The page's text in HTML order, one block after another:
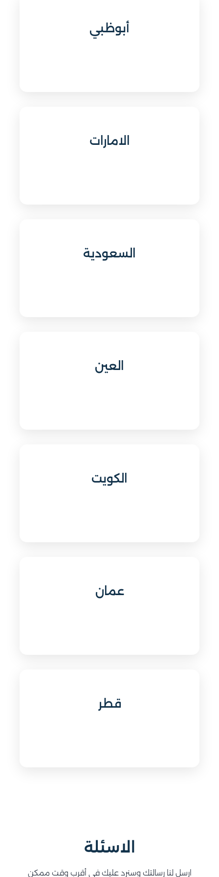
أبوظبي
الامارات
السعودية
العين
الكويت
عمان
قطر
الاسئلة
ارسل لنا رسالتك وسنرد عليك في أقرب وقت ممكن